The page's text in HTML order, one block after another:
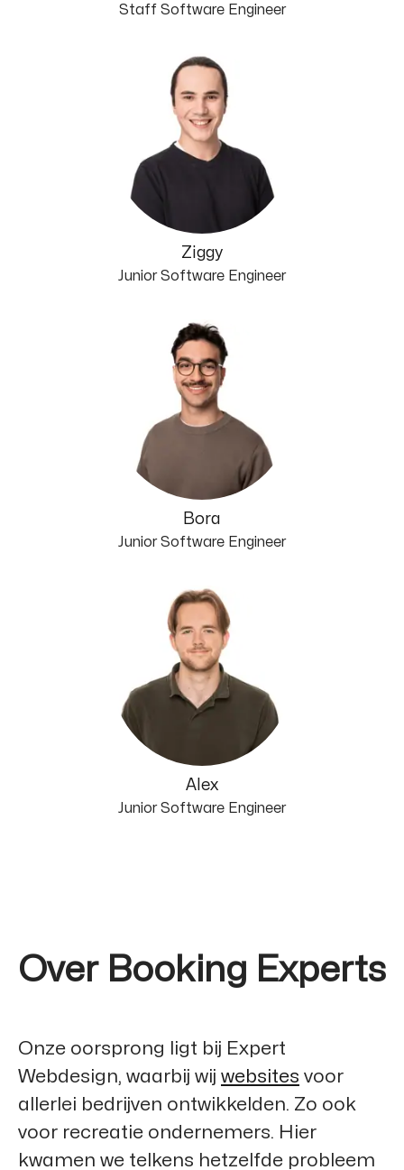
Staff Software Engineer
Ziggy
Junior Software Engineer
Bora
Junior Software Engineer
Alex
Junior Software Engineer
Over Booking Experts
Onze oorsprong ligt bij Expert
Webdesign, waarbij wij websites voor
allerlei bedrijven ontwikkelden. Zo ook
voor recreatie ondernemers. Hier
kwamen we telkens hetzelfde probleem